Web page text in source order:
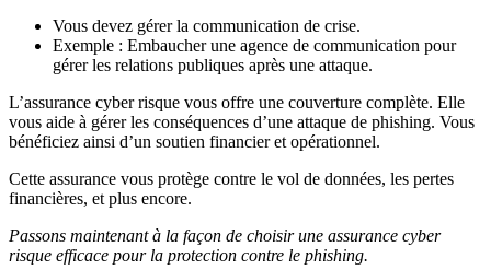
Vous devez gérer la communication de crise.
Exemple : Embaucher une agence de communication pour
gérer les relations publiques après une attaque.
L’assurance cyber risque vous offre une couverture complète. Elle
vous aide à gérer les conséquences d’une attaque de phishing. Vous
bénéficiez ainsi d’un soutien financier et opérationnel.
Cette assurance vous protège contre le vol de données, les pertes
financières, et plus encore.
Passons maintenant à la façon de choisir une assurance cyber
risque efficace pour la protection contre le phishing.